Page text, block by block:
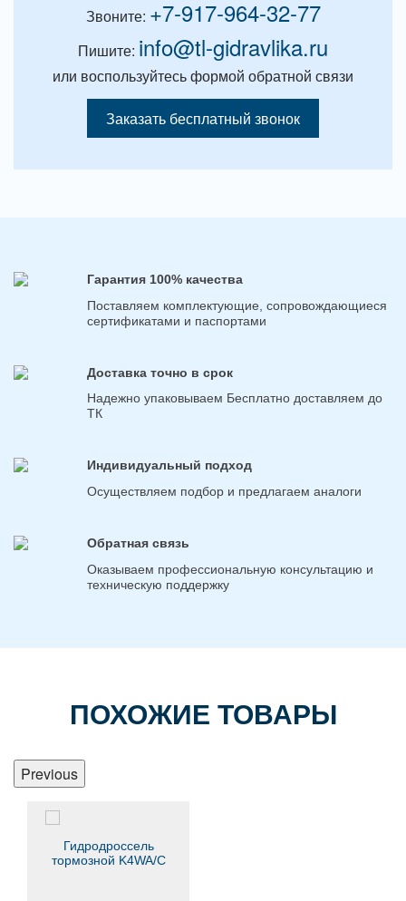
Звоните: +7-917-964-32-77
Пишите: info@tl-gidravlika.ru
или воспользуйтесь формой обратной связи
Заказать бесплатный звонок
Гарантия 100% качества
Поставляем комплектующие, сопровождающиеся
сертификатами и паспортами
Доставка точно в срок
Надежно упаковываем Бесплатно доставляем до
ТК
Индивидуальный подход
Осуществляем подбор и предлагаем аналоги
Обратная связь
Оказываем профессиональную консультацию и
техническую поддержку
ПОХОЖИЕ ТОВАРЫ
Previous
Гидродроссель
тормозной K4WA/C